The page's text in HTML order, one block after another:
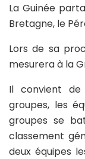
La Guinée
Bretagne, le
Lors de sa
mesurera à la
Il convient
groupes, les
groupes se
classement
deux équipes